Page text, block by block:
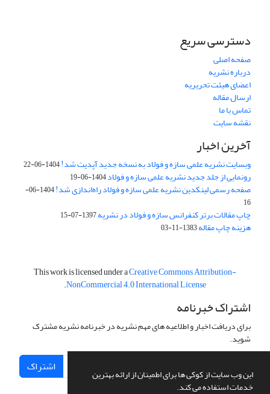
این وب سایت از کوکی ها برای اطمینان از ارائه بهترین
خدمات استفاده می کند.
دسترسی سریع
صفحه اصلی
درباره نشریه
اعضای هیئت تحریریه
ارسال مقاله
تماس با ما
نقشه سایت
آخرین اخبار
وبسایت نشریه علمی سازه و فولاد به نسخه جدید آپدیت شد!1404-06-22
رونمایی از جلد جدید نشریه علمی سازه و فولاد1404-06-19
صفحه رسمی لینکدین نشریه علمی سازه و فولاد راه‌اندازی شد!
1404-06-
16
چاپ مقالات برتر کنفرانس سازه و فولاد در نشریه1397-07-15
هزینه چاپ مقاله1383-11-03
This work is licensed under aCreative Commons Attribution-
NonCommercial 4.0 International License
.
اشتراک خبرنامه
برای دریافت اخبار و اطلاعیه های مهم نشریه در خبرنامه نشریه مشترک
شوید.
اشتراک